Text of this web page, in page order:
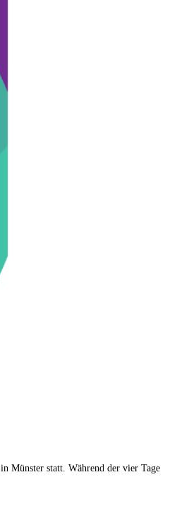
Münster statt. Während der vier Tage